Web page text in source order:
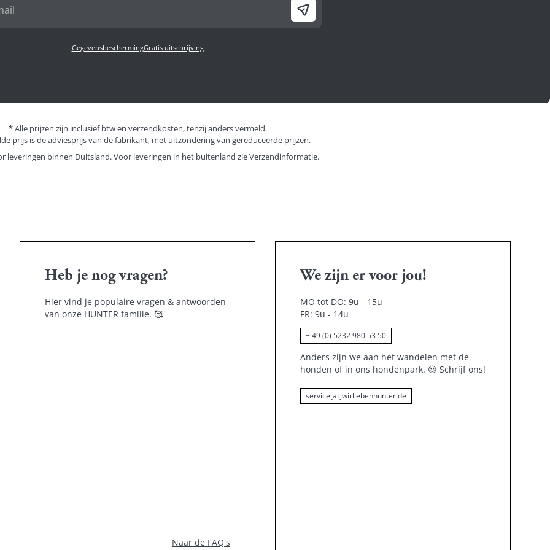
GegevensbeschermingGratis uitschrijving
* Alle prijzen zijn inclusief btw en verzendkosten, tenzij anders vermeld.
prijs is de adviesprijs van de fabrikant, met uitzondering van gereduceerde prijzen.
leveringen binnen Duitsland. Voor leveringen in het buitenland zieVerzendinformatie.
Heb je nog vragen?
Hier vind je populaire vragen & antwoorden
van onze HUNTER familie. 🥰
Naar de FAQ's
We zijn er voor jou!
MO tot DO: 9u - 15u
FR: 9u - 14u
+ 49 (0) 5232 980 53 50
Anders zijn we aan het wandelen met de
honden of in ons hondenpark. 😍 Schrijf ons!
service[at]wirliebenhunter.de